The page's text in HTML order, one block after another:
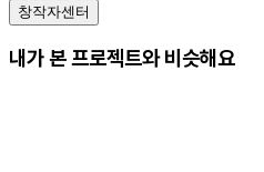
창작자센터
내가 본 프로젝트와 비슷해요